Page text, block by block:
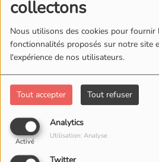
collectons
Nous utilisons des cookies pour fournir
fonctionnalités proposés sur notre site
l'expérience de nos utilisateurs.
Tout accepter Tout refuser
Analytics
Activé
Utilisation: Analyse